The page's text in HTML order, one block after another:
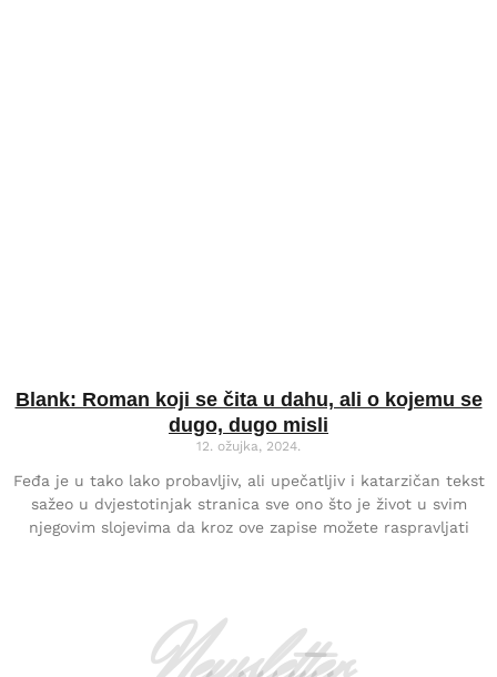
Blank: Roman koji se čita u dahu, ali o kojemu se
dugo, dugo misli
12. ožujka, 2024.
Feđa je u tako lako probavljiv, ali upečatljiv i katarzičan tekst
sažeo u dvjestotinjak stranica sve ono što je život u svim
njegovim slojevima da kroz ove zapise možete raspravljati